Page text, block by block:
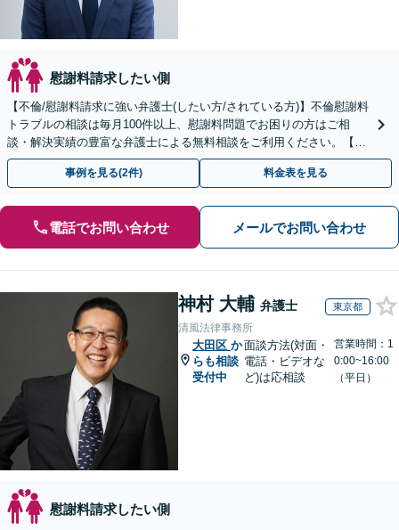
慰謝料請求したい側
【不倫/慰謝料請求に強い弁護士(したい方/されている方)】不倫慰謝料
トラブルの相談は毎月100件以上、慰謝料問題でお困りの方はご相
談・解決実績の豊富な弁護士による無料相談をご利用ください。【不
倫相談は初回0円】【関東エリア全域対応】
事例を見る(2件) 料金表を見る
電話でお問い合わせ メールでお問い合わせ
神村 大輔 弁護士 東京都
清風法律事務所
大田区 か
らも相談
受付中
面談方法(対面・
電話・ビデオな
ど)は応相談
営業時間：1
0:00~16:00
（平日）
慰謝料請求したい側